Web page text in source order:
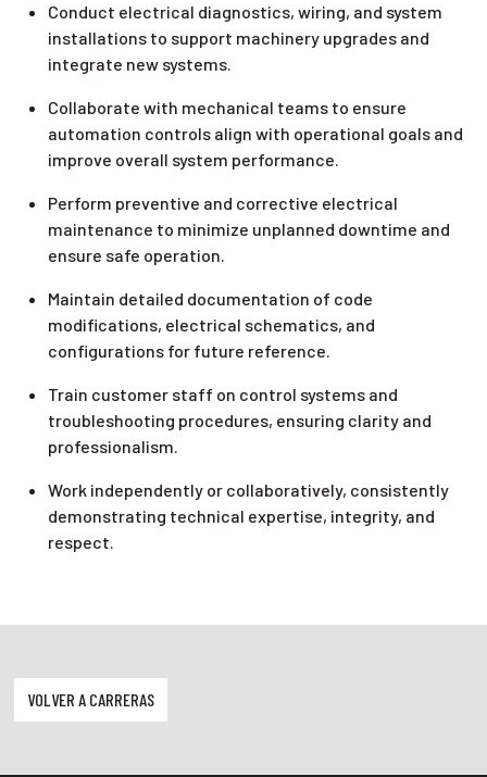
Conduct electrical diagnostics, wiring, and system
installations to support machinery upgrades and
integrate new systems.
Collaborate with mechanical teams to ensure
automation controls align with operational goals and
improve overall system performance.
Perform preventive and corrective electrical
maintenance to minimize unplanned downtime and
ensure safe operation.
Maintain detailed documentation of code
modifications, electrical schematics, and
configurations for future reference.
Train customer staff on control systems and
troubleshooting procedures, ensuring clarity and
professionalism.
Work independently or collaboratively, consistently
demonstrating technical expertise, integrity, and
respect.
VOLVER A CARRERAS